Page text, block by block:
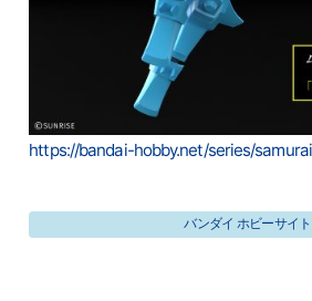
https://bandai-hobby.net/series/
バンダイ ホビーサイト